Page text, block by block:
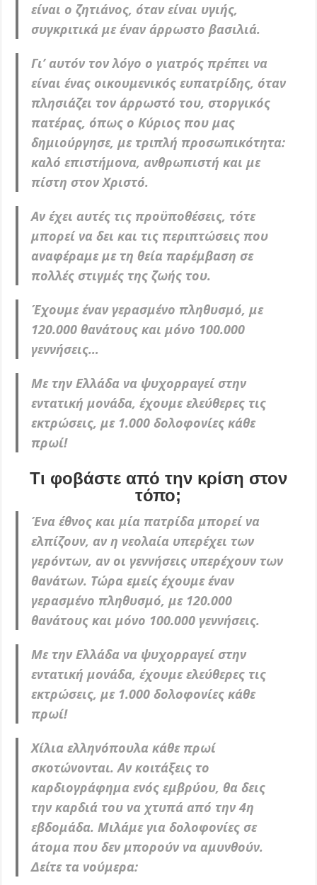
είναι ο ζητιάνος, όταν είναι υγιής,
συγκριτικά με έναν άρρωστο βασιλιά.
Γι’ αυτόν τον λόγο ο γιατρός πρέπει να
είναι ένας οικουμενικός ευπατρίδης, όταν
πλησιάζει τον άρρωστό του, στοργικός
πατέρας, όπως ο Κύριος που μας
δημιούργησε, με τριπλή προσωπικότητα:
καλό επιστήμονα, ανθρωπιστή και με
πίστη στον Χριστό.
Αν έχει αυτές τις προϋποθέσεις, τότε
μπορεί να δει και τις περιπτώσεις που
αναφέραμε με τη θεία παρέμβαση σε
πολλές στιγμές της ζωής του.
Έχουμε έναν γερασμένο πληθυσμό, με
120.000 θανάτους και μόνο 100.000
γεννήσεις…
Με την Ελλάδα να ψυχορραγεί στην
εντατική μονάδα, έχουμε ελεύθερες τις
εκτρώσεις, με 1.000 δολοφονίες κάθε
πρωί!
Τι φοβάστε από την κρίση στον
τόπο;
Ένα έθνος και μία πατρίδα μπορεί να
ελπίζουν, αν η νεολαία υπερέχει των
γερόντων, αν οι γεννήσεις υπερέχουν των
θανάτων. Τώρα εμείς έχουμε έναν
γερασμένο πληθυσμό, με 120.000
θανάτους και μόνο 100.000 γεννήσεις.
Με την Ελλάδα να ψυχορραγεί στην
εντατική μονάδα, έχουμε ελεύθερες τις
εκτρώσεις, με 1.000 δολοφονίες κάθε
πρωί!
Χίλια ελληνόπουλα κάθε πρωί
σκοτώνονται. Αν κοιτάξεις το
καρδιογράφημα ενός εμβρύου, θα δεις
την καρδιά του να χτυπά από την 4η
εβδομάδα. Μιλάμε για δολοφονίες σε
άτομα που δεν μπορούν να αμυνθούν.
Δείτε τα νούμερα: